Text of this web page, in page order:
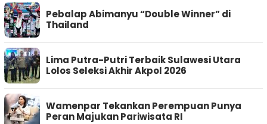
Pebalap Abimanyu “Double Winner” di
Thailand
Lima Putra-Putri Terbaik Sulawesi Utara
Lolos Seleksi Akhir Akpol 2026
Wamenpar Tekankan Perempuan Punya
Peran Majukan Pariwisata RI